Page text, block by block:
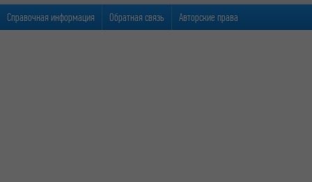
Справочная информация Обратная связь Авторские права